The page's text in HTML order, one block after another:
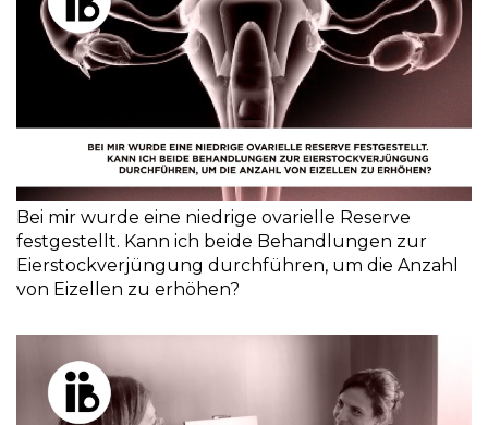
Bei mir wurde eine niedrige ovarielle Reserve
festgestellt. Kann ich beide Behandlungen zur
Eierstockverjüngung durchführen, um die Anzahl
von Eizellen zu erhöhen?